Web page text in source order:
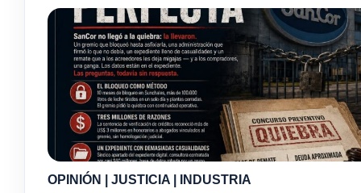
OPINIÓN | JUSTICIA | INDUSTRIA